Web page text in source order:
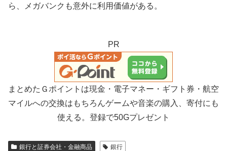
ら、メガバンクも意外に利用価値がある。
PR
まとめたＧポイントは現金・電子マネー・ギフト券・航空
マイルへの交換はもちろんゲームや音楽の購入、寄付にも
使える。登録で50Gプレゼント
銀行と証券会社・金融商品 銀行